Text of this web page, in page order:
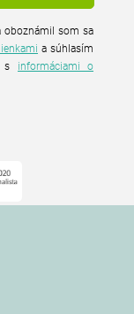
oboznámil som sa
a súhlasím
s informáciami o
a.s.